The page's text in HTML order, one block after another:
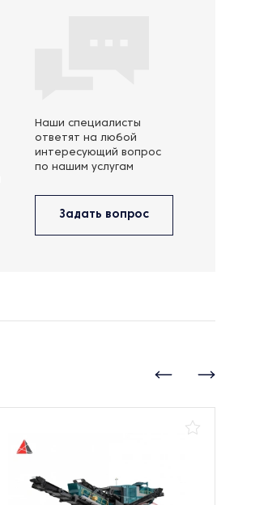
Наши специалисты
ответят на любой
интересующий вопрос
по нашим услугам
Задать вопрос